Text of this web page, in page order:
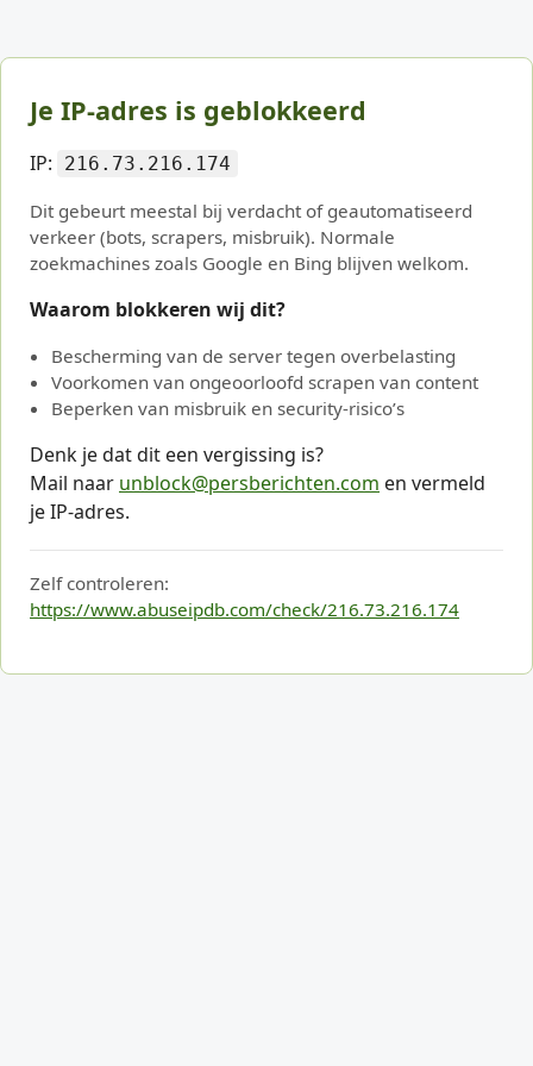
Je IP-adres is geblokkeerd
IP: 216.73.216.174
Dit gebeurt meestal bij verdacht of geautomatiseerd
verkeer (bots, scrapers, misbruik). Normale
zoekmachines zoals Google en Bing blijven welkom.
Waarom blokkeren wij dit?
Bescherming van de server tegen overbelasting
Voorkomen van ongeoorloofd scrapen van content
Beperken van misbruik en security-risico’s
Denk je dat dit een vergissing is?
Mail naar unblock@persberichten.com en vermeld
je IP-adres.
Zelf controleren:
https://www.abuseipdb.com/check/216.73.216.174